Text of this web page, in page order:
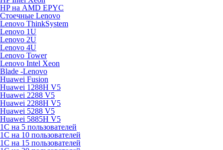
HP на AMD EPYC
Стоечные Lenovo
Lenovo ThinkSystem
Lenovo 1U
Lenovo 2U
Lenovo 4U
Lenovo Tower
Lenovo Intel Xeon
Blade -Lenovo
Huawei Fusion
Huawei 1288H V5
Huawei 2288 V5
Huawei 2288H V5
Huawei 5288 V5
Huawei 5885H V5
1С на 5 пользователей
1С на 10 пользователей
1С на 15 пользователей